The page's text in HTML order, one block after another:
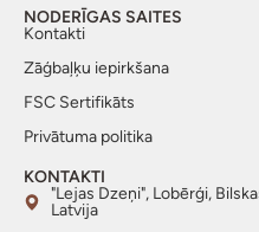
NODERĪGAS SAITES
Kontakti
Zāģbaļķu iepirkšana
FSC Sertifikāts
Privātuma politika
KONTAKTI
"Lejas Dzeņi", Lobērģi,
Latvija